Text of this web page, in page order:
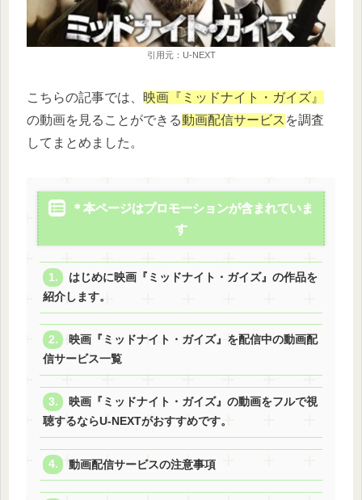
引用元：U-NEXT
こちらの記事では、 映画『ミッドナイト・ガイズ』
の動画を見ることができる動画配信サービス を調査
してまとめました。
＊本ページはプロモーションが含まれていま
す
はじめに映画『ミッドナイト・ガイズ』の作品を
紹介します。
映画『ミッドナイト・ガイズ』を配信中の動画配
信サービス一覧
映画『ミッドナイト・ガイズ』の動画をフルで視
聴するならU-NEXTがおすすめです。
動画配信サービスの注意事項